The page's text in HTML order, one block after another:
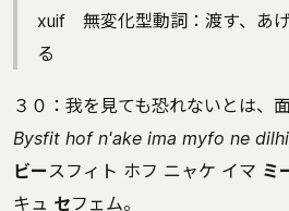
xuif 無変化型動詞：渡す、あ
る
３０：我を見ても恐れないとは、面
Bysfit hof n'ake ima myfo ne
ビースフィト ホフ ニャケ イマ ミ
キュ セフェム。